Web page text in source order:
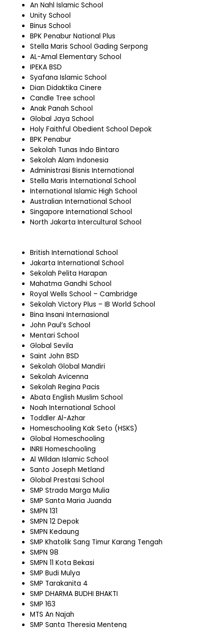
An Nahl Islamic School
Unity School
Binus School
BPK Penabur National Plus
Stella Maris School Gading Serpong
AL-Amal Elementary School
IPEKA BSD
Syafana Islamic School
Dian Didaktika Cinere
Candle Tree school
Anak Panah School
Global Jaya School
Holy Faithful Obedient School Depok
BPK Penabur
Sekolah Tunas Indo Bintaro
Sekolah Alam Indonesia
Administrasi Bisnis International
Stella Maris International School
International Islamic High School
Australian International School
Singapore International School
North Jakarta Intercultural School
British International School
Jakarta International School
Sekolah Pelita Harapan
Mahatma Gandhi School
Royal Wells School – Cambridge
Sekolah Victory Plus – IB World School
Bina Insani Internasional
John Paul’s School
Mentari School
Global Sevila
Saint John BSD
Sekolah Global Mandiri
Sekolah Avicenna
Sekolah Regina Pacis
Abata English Muslim School
Noah International School
Toddler Al-Azhar
Homeschooling Kak Seto (HSKS)
Global Homeschooling
INRII Homeschooling
Al Wildan Islamic School
Santo Joseph Metland
Global Prestasi School
SMP Strada Marga Mulia
SMP Santa Maria Juanda
SMPN 131
SMPN 12 Depok
SMPN Kedaung
SMP Khatolik Sang Timur Karang Tengah
SMPN 98
SMPN 11 Kota Bekasi
SMP Budi Mulya
SMP Tarakanita 4
SMP DHARMA BUDHI BHAKTI
SMP 163
MTS An Najah
SMP Santa Theresia Menteng